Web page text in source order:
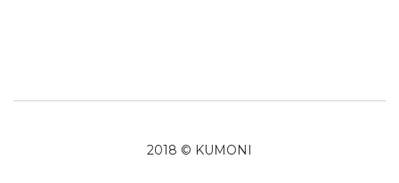
2018 © KUMONI